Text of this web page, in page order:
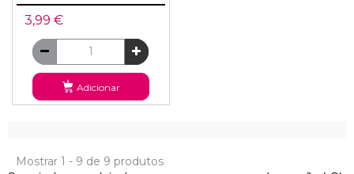
3,99 €
Adicionar
Mostrar 1 - 9 de 9 produtos